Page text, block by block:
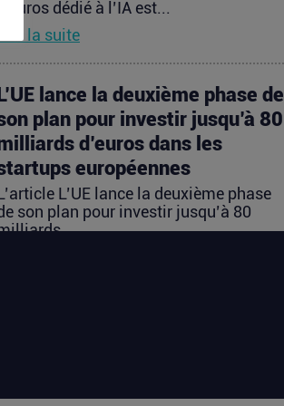
d’euros dédié à l’IA est...
Lire la suite
lance la deuxième phase de
plan pour investir jusqu’à 80
d’euros dans les
européennes
L’UE lance la deuxième phase
son plan pour investir jusqu’à 80